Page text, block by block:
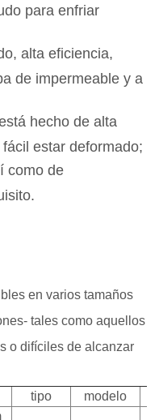
para enfriar
alta eficiencia,
de impermeable y a
hecho de alta
estar deformado;
como de
en varios tamaños
tales como aquellos
o difíciles de alcanzar
tipo modelo